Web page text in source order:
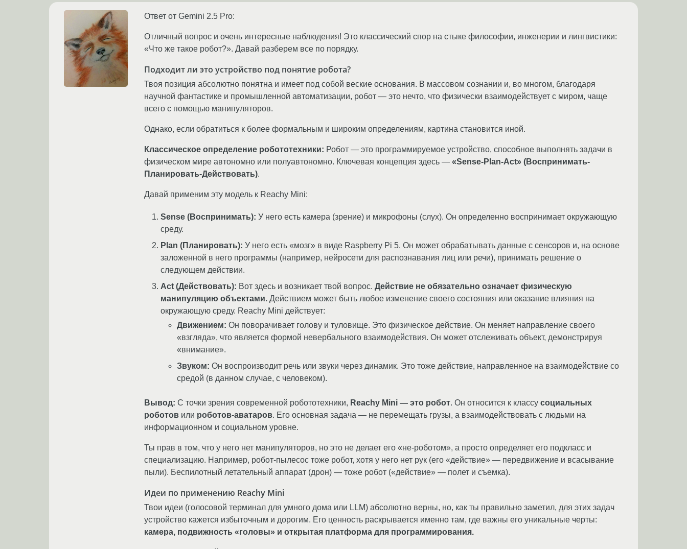
Ответ от Gemini 2.5 Pro:
Отличный вопрос и очень интересные наблюдения! Это классический спор на стыке философии, инженерии и лингвистики:
«Что же такое робот?». Давай разберем все по порядку.
Подходит ли это устройство под понятие робота?
Твоя позиция абсолютно понятна и имеет под собой веские основания. В массовом сознании и, во многом, благодаря
научной фантастике и промышленной автоматизации, робот — это нечто, что физически взаимодействует с миром, чаще
всего с помощью манипуляторов.
Однако, если обратиться к более формальным и широким определениям, картина становится иной.
Классическое определение робототехники: Робот — это программируемое устройство, способное выполнять задачи в
физическом мире автономно или полуавтономно. Ключевая концепция здесь — «Sense-Plan-Act» (Воспринимать-
Планировать-Действовать).
Давай применим эту модель к Reachy Mini:
Sense (Воспринимать): У него есть камера (зрение) и микрофоны (слух). Он определенно воспринимает окружающую
среду.
Plan (Планировать): У него есть «мозг» в виде Raspberry Pi 5. Он может обрабатывать данные с сенсоров и, на основе
заложенной в него программы (например, нейросети для распознавания лиц или речи), принимать решение о
следующем действии.
Act (Действовать): Вот здесь и возникает твой вопрос. Действие не обязательно означает физическую
манипуляцию объектами. Действием может быть любое изменение своего состояния или оказание влияния на
окружающую среду. Reachy Mini действует:
Движением: Он поворачивает голову и туловище. Это физическое действие. Он меняет направление своего
«взгляда», что является формой невербального взаимодействия. Он может отслеживать объект, демонстрируя
«внимание».
Звуком: Он воспроизводит речь или звуки через динамик. Это тоже действие, направленное на взаимодействие со
средой (в данном случае, с человеком).
Вывод: С точки зрения современной робототехники, Reachy Mini — это робот. Он относится к классу социальных
роботов или роботов-аватаров. Его основная задача — не перемещать грузы, а взаимодействовать с людьми на
информационном и социальном уровне.
Ты прав в том, что у него нет манипуляторов, но это не делает его «не-роботом», а просто определяет его подкласс и
специализацию. Например, робот-пылесос тоже робот, хотя у него нет рук (его «действие» — передвижение и всасывание
пыли). Беспилотный летательный аппарат (дрон) — тоже робот («действие» — полет и съемка).
Идеи по применению Reachy Mini
Твои идеи (голосовой терминал для умного дома или LLM) абсолютно верны, но, как ты правильно заметил, для этих задач
устройство кажется избыточным и дорогим. Его ценность раскрывается именно там, где важны его уникальные черты:
камера, подвижность «головы» и открытая платформа для программирования.